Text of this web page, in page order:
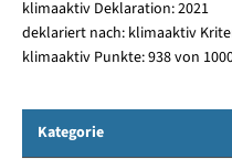
klimaaktiv Deklaration: 2021
deklariert nach: klimaaktiv
klimaaktiv Punkte: 938 von
Kategorie